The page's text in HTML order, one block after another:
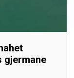
gjermane